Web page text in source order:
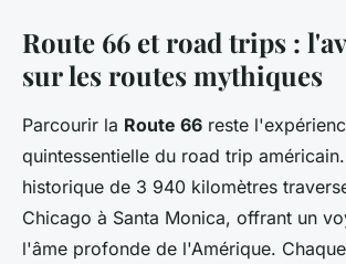
Route 66 et road trips :
sur les routes mythiques
Parcourir la Route 66 reste
quintessentielle du road trip
historique de 3 940 kilomètres
Chicago à Santa Monica, offrant un
l'âme profonde de l'Amérique.